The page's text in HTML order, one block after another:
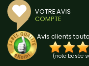
VOTRE AVIS
COMPTE
Avis clients
(note basée